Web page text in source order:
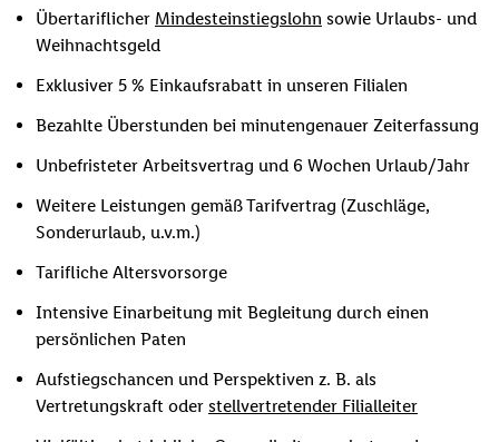
Übertariflicher Mindesteinstiegslohn sowie Urlaubs- und
Weihnachtsgeld
Exklusiver 5 % Einkaufsrabatt in unseren Filialen
Bezahlte Überstunden bei minutengenauer Zeiterfassung
Unbefristeter Arbeitsvertrag und 6 Wochen Urlaub/Jahr
Weitere Leistungen gemäß Tarifvertrag (Zuschläge,
Sonderurlaub, u.v.m.)
Tarifliche Altersvorsorge
Intensive Einarbeitung mit Begleitung durch einen
persönlichen Paten
Aufstiegschancen und Perspektiven z. B. als
Vertretungskraft oder stellvertretender Filialleiter